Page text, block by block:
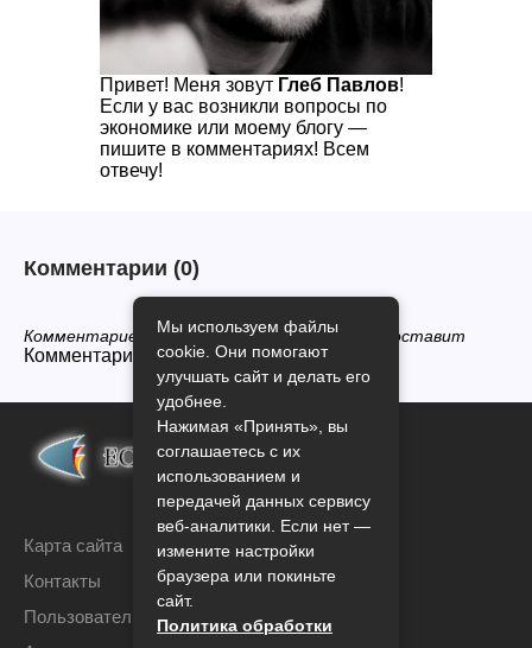
Привет! Меня зовут Глеб Павлов!
Если у вас возникли вопросы по
экономике или моему блогу —
пишите в комментариях! Всем
отвечу!
Комментарии (0)
Комментариев нет, будьте первым кто его оставит
Комментарии закрыты.
Карта сайта
Контакты
Пользовательское соглашение
Мы используем файлы
cookie. Они помогают
улучшать сайт и делать его
удобнее.
Нажимая «Принять», вы
соглашаетесь с их
использованием и
передачей данных сервису
веб-аналитики. Если нет —
измените настройки
браузера или покиньте
сайт.
Политика обработки